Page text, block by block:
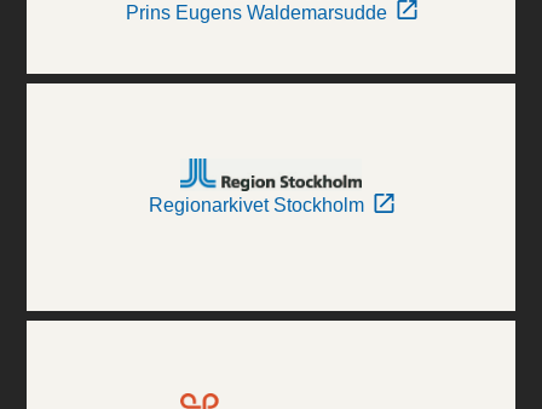
Prins Eugens Waldemarsudde
Regionarkivet Stockholm